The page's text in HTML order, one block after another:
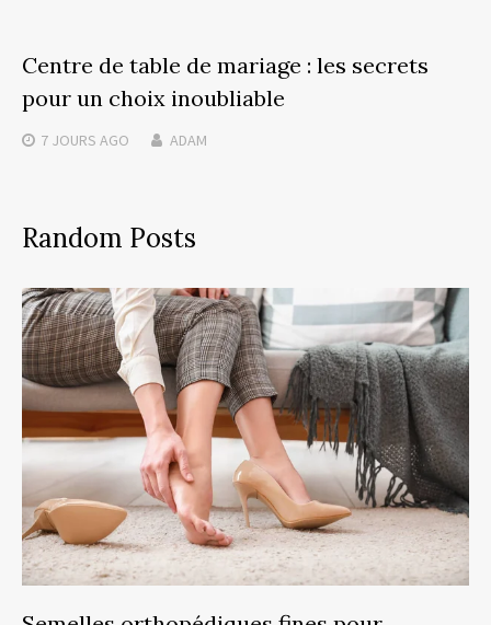
Centre de table de mariage : les secrets
pour un choix inoubliable
7 JOURS AGO ADAM
Random Posts